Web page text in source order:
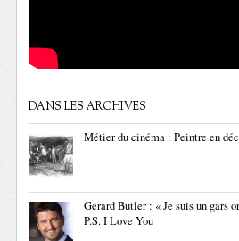
DANS LES ARCHIVES
Métier du cinéma : Peintre en
Gerard Butler : « Je suis un gars
P.S. I Love You